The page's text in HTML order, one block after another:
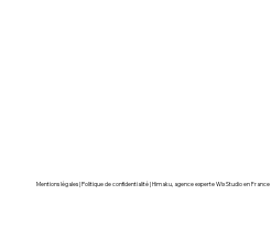
Mentions légales | Politique de confidentialité|Himaku, agence experte Wix Studio en France